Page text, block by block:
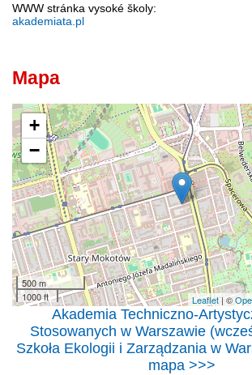
WWW stránka vysoké školy:
akademiata.pl
Mapa
+
−
500 m
1000 ft
Leaflet| ©
Akademia Techniczno-
Stosowanych w Warszawie
Szkoła Ekologii i Zarządzania w
mapa >>>